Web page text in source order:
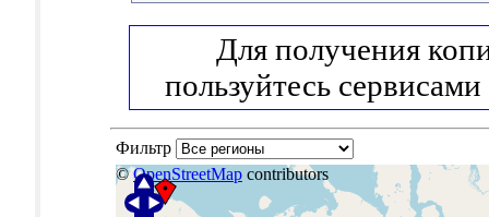
Для получения
пользуйтесь сервисами
Фильтр
©OpenStreetMap contributors